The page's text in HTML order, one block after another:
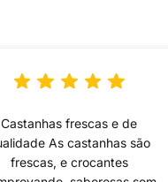
Castanhas frescas e de
As castanhas são
frescas, e crocantes